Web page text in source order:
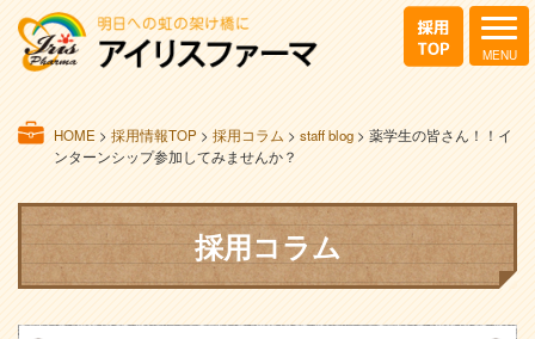
HOME > 採用情報TOP > 採用コラム > staff blog > 薬学生の皆さん！！イ
ンターンシップ参加してみませんか？
採用コラム